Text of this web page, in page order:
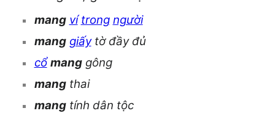
mang ví trong người
mang giấytờ đầy đủ
cổ manggông
mangthai
mangtính dân tộc